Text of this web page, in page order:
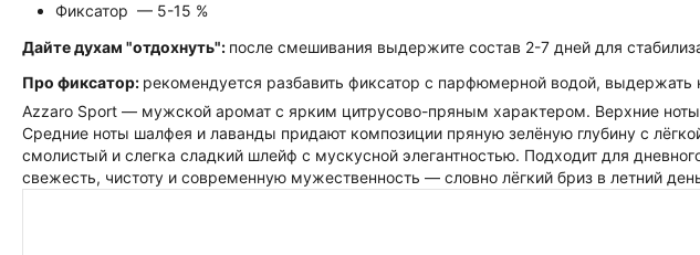
Фиксатор — 5-15 %
Дайте духам "отдохнуть": после смешивания выдержите состав 2-7 дней для
Про фиксатор: рекомендуется разбавить фиксатор с парфюмерной водой, выдержать
Azzaro Sport — мужской аромат с ярким цитрусово-пряным характером. Верхние
Средние ноты шалфея и лаванды придают композиции пряную зелёную глубину с
смолистый и слегка сладкий шлейф с мускусной элегантностью. Подходит для
свежесть, чистоту и современную мужественность — словно лёгкий бриз в летний